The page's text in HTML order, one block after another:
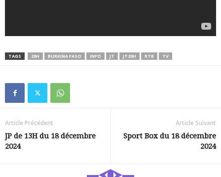
TAGS 20H BURKINA FASO INFO JT JT20H RTB TV
Article Précédent
JP de 13H du 18 décembre
2024
Article Suivant
Sport Box du 18 décembre
2024